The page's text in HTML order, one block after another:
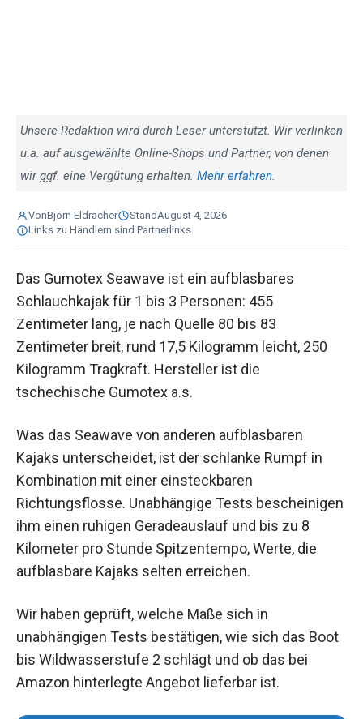
Unsere Redaktion wird durch Leser unterstützt. Wir verlinken
u.a. auf ausgewählte Online-Shops und Partner, von denen
wir ggf. eine Vergütung erhalten. Mehr erfahren.
VonBjörn Eldracher StandAugust 4, 2026
Links zu Händlern sind Partnerlinks.
Das Gumotex Seawave ist ein aufblasbares
Schlauchkajak für 1 bis 3 Personen: 455
Zentimeter lang, je nach Quelle 80 bis 83
Zentimeter breit, rund 17,5 Kilogramm leicht, 250
Kilogramm Tragkraft. Hersteller ist die
tschechische Gumotex a.s.
Was das Seawave von anderen aufblasbaren
Kajaks unterscheidet, ist der schlanke Rumpf in
Kombination mit einer einsteckbaren
Richtungsflosse. Unabhängige Tests bescheinigen
ihm einen ruhigen Geradeauslauf und bis zu 8
Kilometer pro Stunde Spitzentempo, Werte, die
aufblasbare Kajaks selten erreichen.
Wir haben geprüft, welche Maße sich in
unabhängigen Tests bestätigen, wie sich das Boot
bis Wildwasserstufe 2 schlägt und ob das bei
Amazon hinterlegte Angebot lieferbar ist.